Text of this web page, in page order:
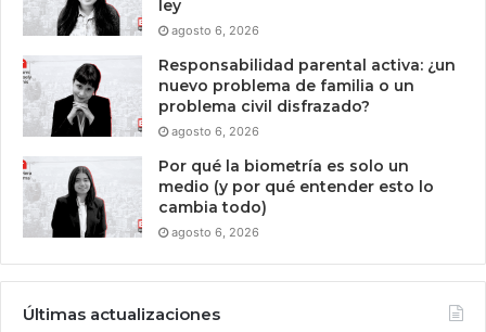
ley
agosto 6, 2026
Responsabilidad parental activa: ¿un
nuevo problema de familia o un
problema civil disfrazado?
agosto 6, 2026
Por qué la biometría es solo un
medio (y por qué entender esto lo
cambia todo)
agosto 6, 2026
Últimas actualizaciones